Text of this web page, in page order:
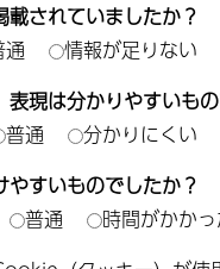
されていましたか？
通
情報が足りない
現は分かりやすいも
普通
分かりにくい
すいものでしたか？
普通
時間がかか